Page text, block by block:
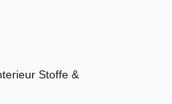
Stoffe &